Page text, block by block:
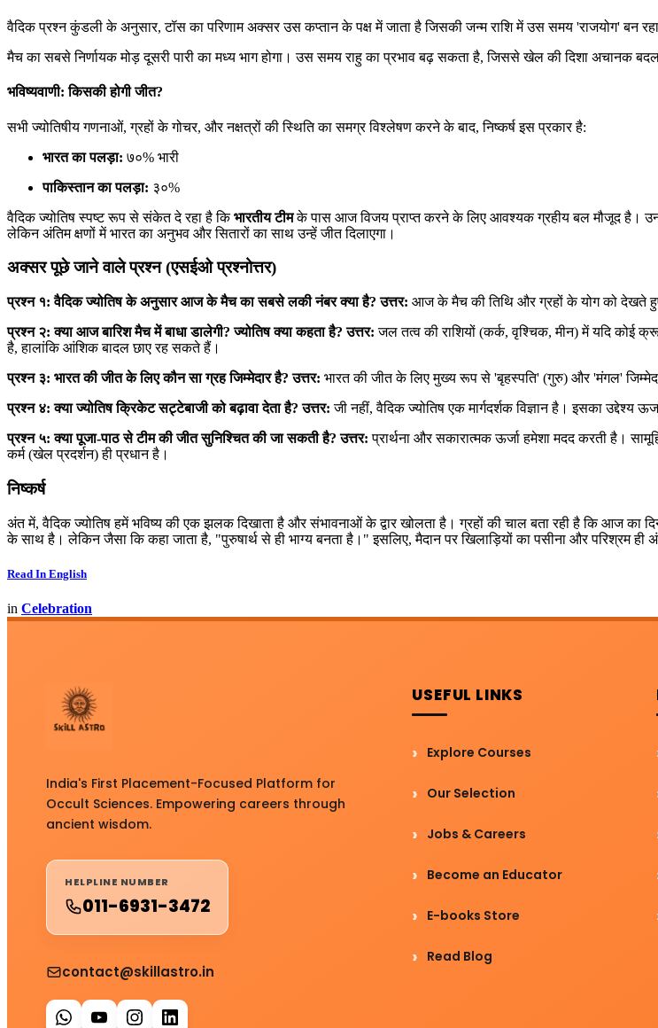
वैदिक प्रश्न कुंडली के अनुसार, टॉस का परिणाम अक्सर उस कप्तान के पक्ष में जाता है जिसकी जन्म राशि में उस समय 'राजयोग' बन
मैच का सबसे निर्णायक मोड़ दूसरी पारी का मध्य भाग होगा। उस समय राहु का प्रभाव बढ़ सकता है, जिससे खेल की दिशा अचानक
भविष्यवाणी: किसकी होगी जीत?
सभी ज्योतिषीय गणनाओं, ग्रहों के गोचर, और नक्षत्रों की स्थिति का समग्र विश्लेषण करने के बाद, निष्कर्ष इस प्रकार है:
भारत का पलड़ा: ७०% भारी
पाकिस्तान का पलड़ा: ३०%
वैदिक ज्योतिष स्पष्ट रूप से संकेत दे रहा है किभारतीय टीमके पास आज विजय प्राप्त करने के लिए आवश्यक ग्रहीय बल मौजूद है।
लेकिन अंतिम क्षणों में भारत का अनुभव और सितारों का साथ उन्हें जीत दिलाएगा।
अक्सर पूछे जाने वाले प्रश्न (एसईओ प्रश्नोत्तर)
प्रश्न १: वैदिक ज्योतिष के अनुसार आज के मैच का सबसे लकी नंबर क्या है? उत्तर: आज के मैच की तिथि और ग्रहों के योग को देखते
प्रश्न २: क्या आज बारिश मैच में बाधा डालेगी? ज्योतिष क्या कहता है? उत्तर: जल तत्व की राशियों (कर्क, वृश्चिक, मीन) में यदि कोई
है, हालांकि आंशिक बादल छाए रह सकते हैं।
प्रश्न ३: भारत की जीत के लिए कौन सा ग्रह जिम्मेदार है? उत्तर: भारत की जीत के लिए मुख्य रूप से 'बृहस्पति' (गुरु) और 'मंगल'
प्रश्न ४: क्या ज्योतिष क्रिकेट सट्टेबाजी को बढ़ावा देता है? उत्तर: जी नहीं, वैदिक ज्योतिष एक मार्गदर्शक विज्ञान है। इसका
प्रश्न ५: क्या पूजा-पाठ से टीम की जीत सुनिश्चित की जा सकती है? उत्तर: प्रार्थना और सकारात्मक ऊर्जा हमेशा मदद करती है।
कर्म (खेल प्रदर्शन) ही प्रधान है।
निष्कर्ष
अंत में, वैदिक ज्योतिष हमें भविष्य की एक झलक दिखाता है और संभावनाओं के द्वार खोलता है। ग्रहों की चाल बता रही है कि आज का
के साथ है। लेकिन जैसा कि कहा जाता है, "पुरुषार्थ से ही भाग्य बनता है।" इसलिए, मैदान पर खिलाड़ियों का पसीना और परिश्रम ही
Read In English
in Celebration
India's First Placement-Focused Platform for
Occult Sciences. Empowering careers through
ancient wisdom.
HELPLINE NUMBER
011-6931-3472
contact@skillastro.in
USEFUL LINKS
Explore Courses
Our Selection
Jobs & Careers
Become an Educator
E-books Store
Read Blog